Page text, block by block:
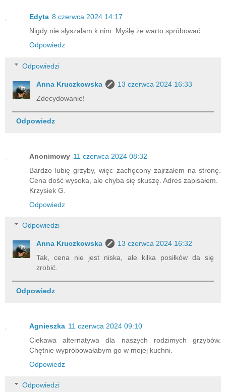
Edyta 8 czerwca 2024 14:17
Nigdy nie słyszałam k nim. Myślę że warto spróbować.
Odpowiedz
Odpowiedzi
Anna Kruczkowska
13 czerwca 2024 16:33
Zdecydowanie!
Odpowiedz
Anonimowy 11 czerwca 2024 08:32
Bardzo lubię grzyby, więc zachęcony zajrzałem na stronę.
Cena dość wysoka, ale chyba się skuszę. Adres zapisałem.
Krzysiek G.
Odpowiedz
Odpowiedzi
Anna Kruczkowska
13 czerwca 2024 16:32
Tak, cena nie jest niska, ale kilka posiłków da się
zrobić.
Odpowiedz
Agnieszka 11 czerwca 2024 09:10
Ciekawa alternatywa dla naszych rodzimych grzybów.
Chętnie wypróbowałabym go w mojej kuchni.
Odpowiedz
Odpowiedzi